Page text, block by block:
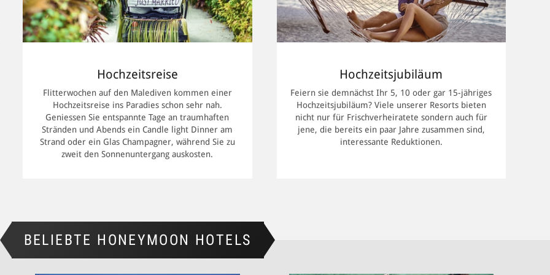
gelten auch dann, wenn Sie statt der eigentlichen Hochzeit Ihr
den offiziellen Part zuhause erledigen müssen. Im muslimischen Land sind
den Malediven. Das kann man als glückliches Paar schliesslich nicht oft genug
Hochzeit am Sandstrand, an Bord einer Yacht oder gar im
Hochzeitsreise
Flitterwochen auf den Malediven kommen einer
Hochzeitsreise ins Paradies schon sehr nah.
Geniessen Sie entspannte Tage an traumhaften
Stränden und Abends ein Candle light Dinner am
Strand oder ein Glas Champagner, während Sie zu
zweit den Sonnenuntergang auskosten.
Hochzeitsjubiläum
Feiern sie demnächst Ihr 5, 10 oder gar 15-jähriges
Hochzeitsjubiläum? Viele unserer Resorts bieten
nicht nur für Frischverheiratete sondern auch für
jene, die bereits ein paar Jahre zusammen sind,
interessante Reduktionen.
BELIEBTE HONEYMOON HOTELS